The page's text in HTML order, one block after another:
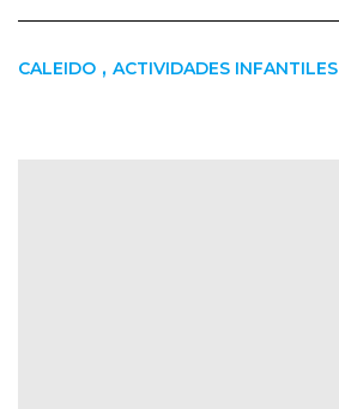
CALEIDO , ACTIVIDADES INFANTILES